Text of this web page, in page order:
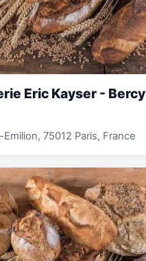
Eric Kayser - Bercy
Emilion, 75012 Paris, France